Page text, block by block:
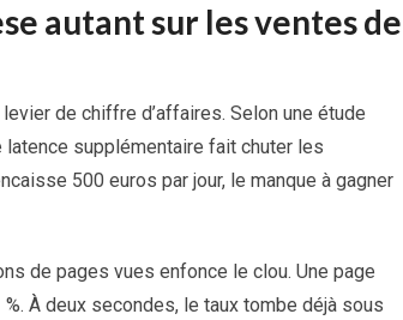
autant sur les ventes de
de chiffre d’affaires. Selon une étude
latence supplémentaire fait chuter les
500 euros par jour, le manque à gagner
de pages vues enfonce le clou. Une page
À deux secondes, le taux tombe déjà sous